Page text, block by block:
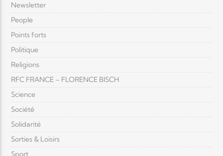
Newsletter
People
Points forts
Politique
Religions
RFC FRANCE – FLORENCE BISCH
Science
Société
Solidarité
Sorties & Loisirs
Sport